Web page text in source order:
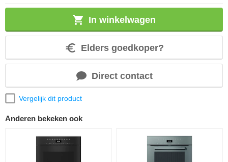
In winkelwagen
Elders goedkoper?
Direct contact
Vergelijk dit product
Anderen bekeken ook